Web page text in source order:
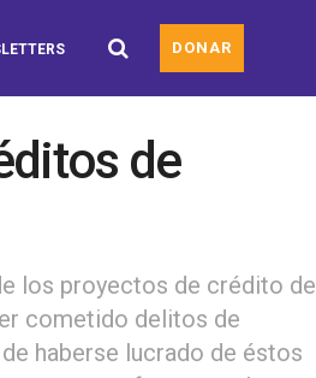
DONAR
de
los proyectos de crédito de
cometido delitos de
haberse lucrado de éstos